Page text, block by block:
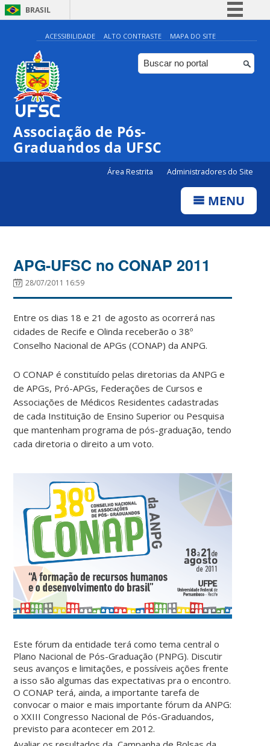
BRASIL
Simplifique!
Comunica BR
Participe
ACESSIBILIDADE ALTO CONTRASTE MAPA DO SITE
Associação de Pós-
Graduandos da UFSC
Área Restrita Administradores do Site
MENU
APG-UFSC no CONAP 2011
28/07/2011 16:59
Entre os dias 18 e 21 de agosto as ocorrerá nas
cidades de Recife e Olinda receberão o 38º
Conselho Nacional de APGs (CONAP) da ANPG.
O CONAP é constituído pelas diretorias da ANPG e
de APGs, Pró-APGs, Federações de Cursos e
Associações de Médicos Residentes cadastradas
de cada Instituição de Ensino Superior ou Pesquisa
que mantenham programa de pós-graduação, tendo
cada diretoria o direito a um voto.
Este fórum da entidade terá como tema central o
Plano Nacional de Pós-Graduação (PNPG). Discutir
seus avanços e limitações, e possíveis ações frente
a isso são algumas das expectativas pra o encontro.
O CONAP terá, ainda, a importante tarefa de
convocar o maior e mais importante fórum da ANPG:
o XXIII Congresso Nacional de Pós-Graduandos,
previsto para acontecer em 2012.